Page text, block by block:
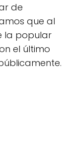
de
que al
la popular
el último